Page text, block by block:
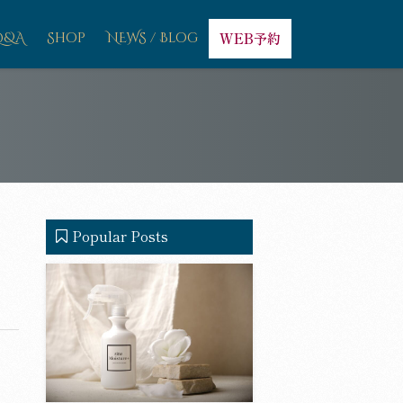
Shop NEWS / Blog WEB予約
Popular Posts